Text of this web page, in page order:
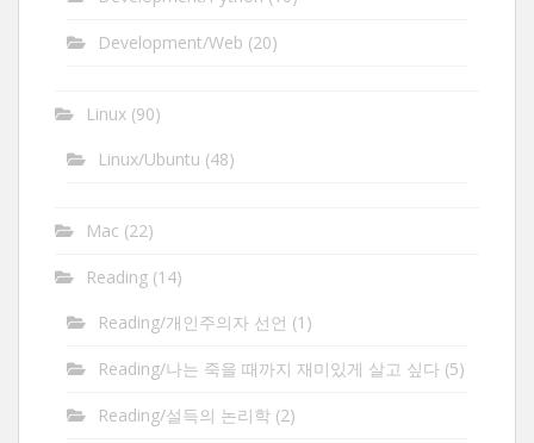
Development/Web (20)
Linux (90)
Linux/Ubuntu (48)
Mac (22)
Reading (14)
Reading/개인주의자 선언 (1)
Reading/나는 죽을 때까지 재미있게 살고 싶다 (5)
Reading/설득의 논리학 (2)